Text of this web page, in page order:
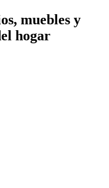
muebles y
hogar